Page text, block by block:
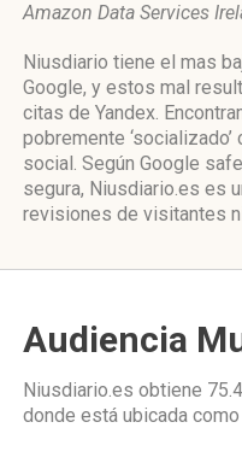
Amazon Data Services
Niusdiario tiene el mas
Google, y estos mal
citas de Yandex.
pobremente
social. Según Google
segura, Niusdiario.es es
revisiones de visitantes
Audiencia
Niusdiario.es obtiene
donde está ubicada como